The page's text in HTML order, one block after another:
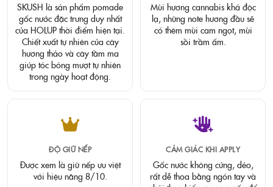
SKUSH là sản phẩm pomade
gốc nước đặc trưng duy nhất
của HOLUP thời điểm hiện tại.
Chiết xuất tự nhiên của cây
hương thảo và cây tầm ma
giúp tóc bóng mượt tự nhiên
trong ngày hoạt động.
Mùi hương cannabis khá độc
lạ, những note hương đầu sẽ
có thêm mùi cam ngọt, mùi
sồi trầm ấm.
ĐỘ GIỮ NẾP
Được xem là giữ nếp ưu việt
với hiệu năng 8/10.
CẢM GIÁC KHI APPLY
Gốc nước không cứng, dẻo,
rất dễ thoa bằng ngón tay và